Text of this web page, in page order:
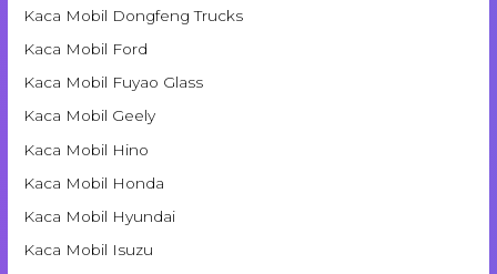
Kaca Mobil Dongfeng Trucks
Kaca Mobil Ford
Kaca Mobil Fuyao Glass
Kaca Mobil Geely
Kaca Mobil Hino
Kaca Mobil Honda
Kaca Mobil Hyundai
Kaca Mobil Isuzu